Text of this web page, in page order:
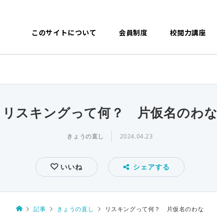
このサイトについて 会員制度 校閲力講座
リスキングって何？ 片仮名のわな
きょうの直し 2024.04.23
いいね シェアする
記事 きょうの直し リスキングって何？ 片仮名のわな